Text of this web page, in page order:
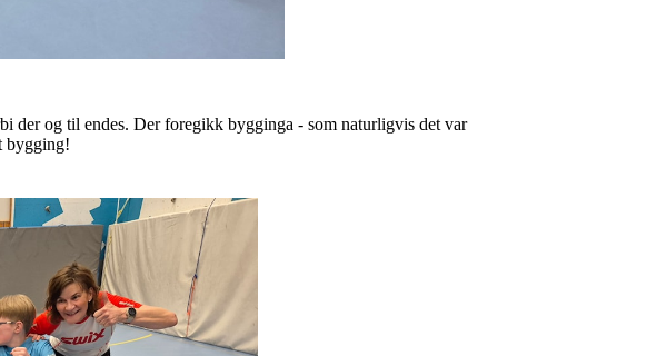
der og til endes. Der foregikk bygginga - som naturligvis det var
bygging!